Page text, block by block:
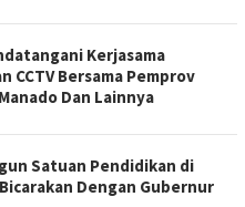
Kerjasama
CCTV Bersama Pemprov
Dan Lainnya
Satuan Pendidikan di
Dengan Gubernur